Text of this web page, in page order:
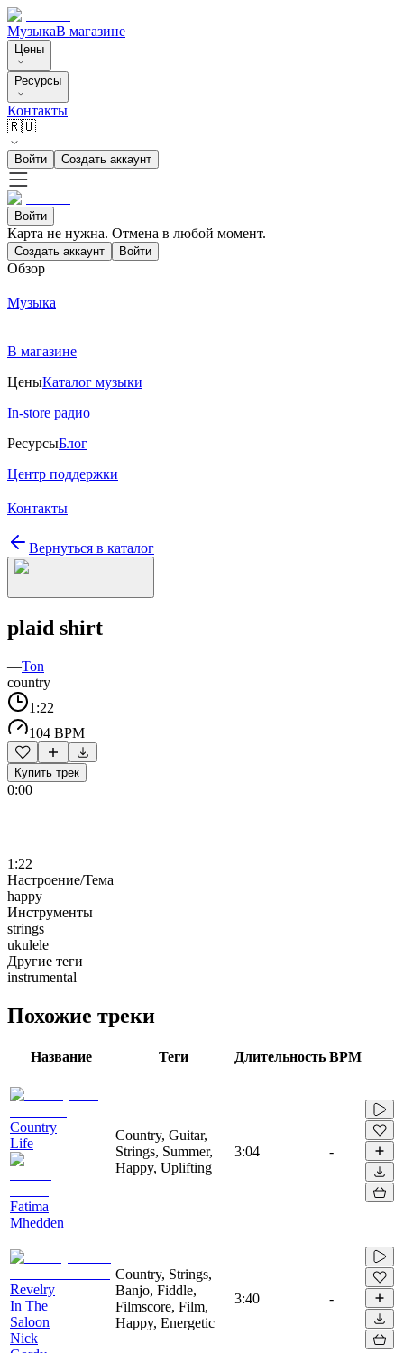
МузыкаВ магазине
Цены
Ресурсы
Контакты
🇷🇺
Войти Создать аккаунт
Войти
Карта не нужна. Отмена в любой момент.
Создать аккаунт Войти
Обзор
Музыка
В магазине
ЦеныКаталог музыки
In-store радио
РесурсыБлог
Центр поддержки
Контакты
Вернуться в каталог
plaid shirt
—Ton
country
1:22
104 BPM
Купить трек
0:00
1:22
Настроение/Тема
happy
Инструменты
strings
ukulele
Другие теги
instrumental
Похожие треки
Название Теги Длительность BPM
Country
Life
Fatima
Mhedden
Country, Guitar,
Strings, Summer,
Happy, Uplifting
3:04 -
Revelry
In The
Saloon
Nick
Country, Strings,
Banjo, Fiddle,
Filmscore, Film,
Happy, Energetic
3:40 -